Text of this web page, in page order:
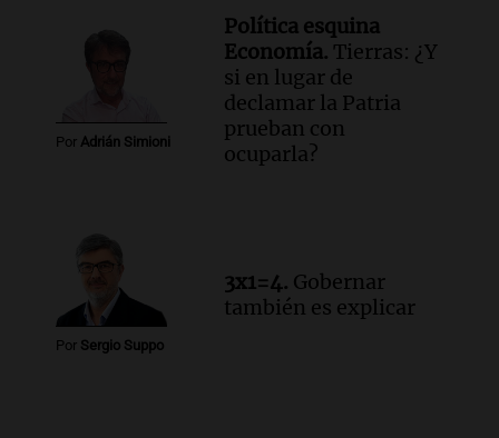
Por Adrián Simioni
Política esquina
Economía. Tierras: ¿Y
si en lugar de
declamar la Patria
prueban con
ocuparla?
Por Sergio Suppo
3x1=4. Gobernar
también es explicar